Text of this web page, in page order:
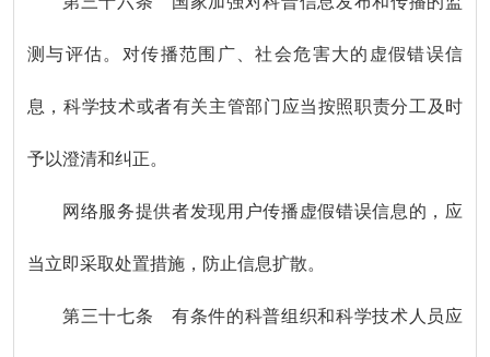
测与评估。对传播范围广、社会危害大的虚假错误信
息，科学技术或者有关主管部门应当按照职责分工及时
予以澄清和纠正。
网络服务提供者发现用户传播虚假错误信息的，应
当立即采取处置措施，防止信息扩散。
第三十七条 有条件的科普组织和科学技术人员应